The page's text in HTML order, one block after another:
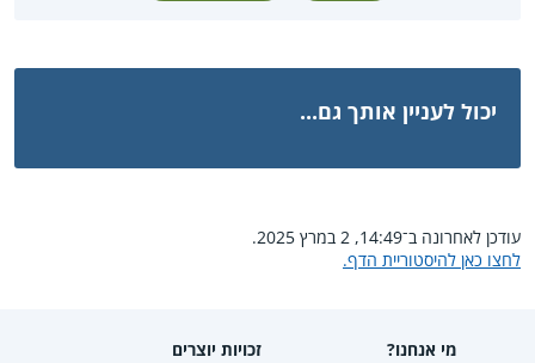
יכול לעניין אותך גם...
עודכן לאחרונה ב־14:49, 2 במרץ 2025.
לחצו כאן להיסטוריית הדף.
מי אנחנו? זכויות יוצרים